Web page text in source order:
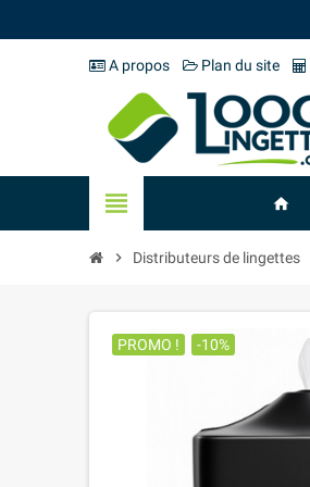
A propos Plan du site
view_headline home
chevron_right Distributeurs de lingettes
PROMO ! -10%